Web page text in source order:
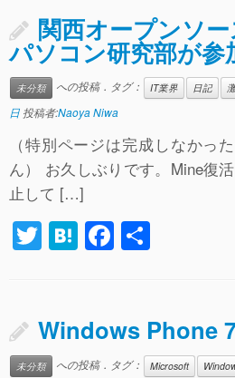
er n
a
e
b
o
o
k
関西オープンソ
パソコン研究部が参
未分類 への投稿．タグ： IT業界 日記
日 投稿者:Naoya Niwa
（特別ページは完成しなかっ
ん） お久しぶりです。Mine復
止して […]
T
wi
er
H
at
n
a
F
a
e
b
Windows Phone
未分類 への投稿．タグ： Microsoft